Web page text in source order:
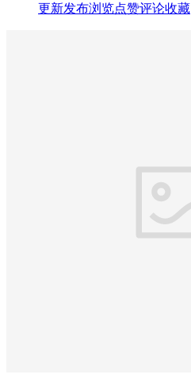
更新发布浏览点赞评论收藏